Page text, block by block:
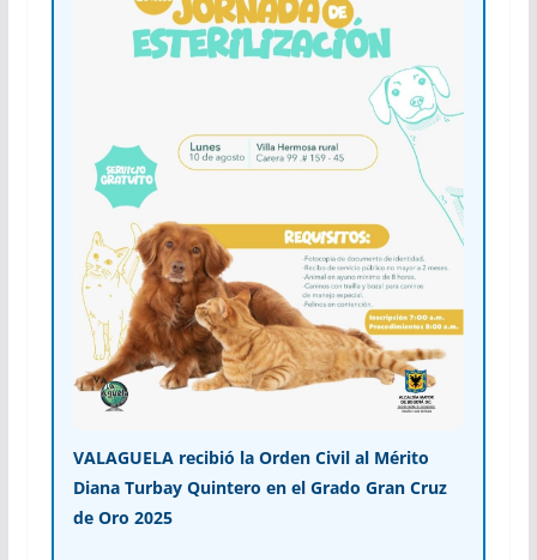
VALAGUELA recibió la Orden Civil al Mérito
Diana Turbay Quintero en el Grado Gran Cruz
de Oro 2025